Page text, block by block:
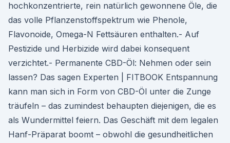
hochkonzentrierte, rein natürlich gewonnene Öle, die
das volle Pflanzenstoffspektrum wie Phenole,
Flavonoide, Omega-N Fettsäuren enthalten.- Auf
Pestizide und Herbizide wird dabei konsequent
verzichtet.- Permanente CBD-Öl: Nehmen oder sein
lassen? Das sagen Experten | FITBOOK Entspannung
kann man sich in Form von CBD-Öl unter die Zunge
träufeln – das zumindest behaupten diejenigen, die es
als Wundermittel feiern. Das Geschäft mit dem legalen
Hanf-Präparat boomt – obwohl die gesundheitlichen